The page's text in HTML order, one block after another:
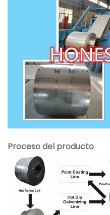
Proceso del producto